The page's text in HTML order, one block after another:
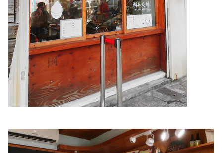
個人著作
活動實況記錄
媒體報導一覽
合作與代言
訂閱電子報